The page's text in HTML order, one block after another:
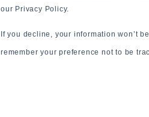
our Privacy Policy.
If you decline, your information won’t
remember your preference not to be